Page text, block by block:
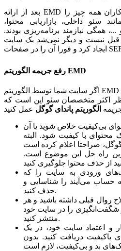
بعد از ارائه EMD توسط گوگل، لازم بود سئو کاران همه چیز را
سئو داخلی، بازاریابی محتوا،
همگی نیازمند برنامه‌ریزی بودند.
قبل نیست و دیگر نمی‌شد یک سایت
رفع جریمه الگوریتم EMD
اگر سایت شما توسط الگوریتم EMD جریمه شده بود و می‌خواستید
اکثر متخصصان سئو این است که
الگوریتم پاندای گوگل
بی‌کیفیت خلاص شوید یا آن
محتوای با کیفیت شود. البته
صراحتا اعلام کرده است
راه حل این موضوع است.
ورودی‌ به سایت را که
حساب می‌آیند را شناسایی و
حذف کنید.
روال قبلی داشته باشید و هر
شگفت‌انگیزی را در سایت خود
منتشر کنید.
و اعتماد سایت خود، در یک
باکیفیت دریافت کنید. بدون